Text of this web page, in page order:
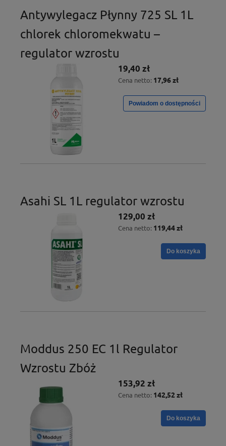
Antywylegacz Płynny 725 SL 1L
chlorek chloromekwatu –
regulator wzrostu
19,40 zł
Cena netto: 17,96 zł
Powiadom o dostępności
Asahi SL 1L regulator wzrostu
129,00 zł
Cena netto: 119,44 zł
Do koszyka
Moddus 250 EC 1l Regulator
Wzrostu Zbóż
153,92 zł
Cena netto: 142,52 zł
Do koszyka